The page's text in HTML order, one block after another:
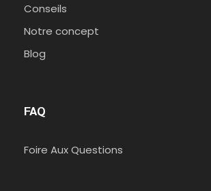
Conseils
Notre concept
Blog
FAQ
Foire Aux Questions